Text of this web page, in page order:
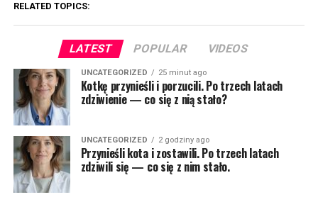
RELATED TOPICS:
LATEST POPULAR VIDEOS
UNCATEGORIZED 25 minut ago
Kotkę przynieśli i porzucili. Po trzech latach
zdziwienie — co się z nią stało?
UNCATEGORIZED 2 godziny ago
Przynieśli kota i zostawili. Po trzech latach
zdziwili się — co się z nim stało.